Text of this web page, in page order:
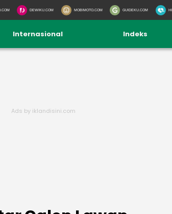
DEWIKU.COM MOBIMOTO.COM GUIDEKU.COM
Internasional Indeks